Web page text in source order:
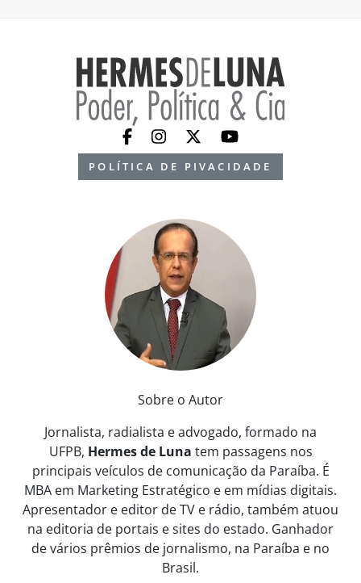
POLÍTICA DE PIVACIDADE
Sobre o Autor
Jornalista, radialista e advogado, formado na
UFPB, Hermes de Luna tem passagens nos
principais veículos de comunicação da Paraíba. É
MBA em Marketing Estratégico e em mídias digitais.
Apresentador e editor de TV e rádio, também atuou
na editoria de portais e sites do estado. Ganhador
de vários prêmios de jornalismo, na Paraíba e no
Brasil.